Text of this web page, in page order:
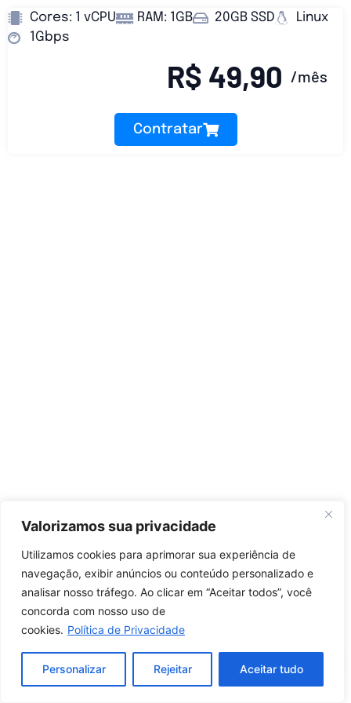
Valorizamos sua privacidade
Utilizamos cookies para aprimorar sua experiência de
navegação, exibir anúncios ou conteúdo personalizado e
analisar nosso tráfego. Ao clicar em “Aceitar todos”, você
concorda com nosso uso de
cookies. Política de Privacidade
Personalizar Rejeitar Aceitar tudo
Cores: 1 vCPU RAM: 1GB 20GB SSD
Linux
1Gbps
R$ 49,90 /mês
Contratar